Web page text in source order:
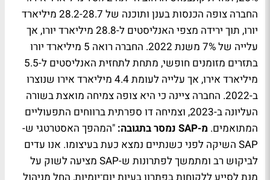
החברה צופה הכנסות בענן ותוכנה של 28.2-28.7 מיליארד
יורו, תוך ירידה מצפי האנליסטים ל-28.8 מיליארד יורו, אך
עלייה של 7% משנת 2022. החברה רואה 5 מיליארד יורו
בתזרים מזומנים חופשי, מתחת לתחזית האנליסטים ל-5.5
מיליארד אירו, אך עלייה לעומת 4.4 מיליארד אירו שנוצרו
ב-2022. החברה ציינה כי היא צופה צמיחה מואצת בשורה
העליונה ב-2023, וצמיחה דו ספרתית ברווחים התפעוליים
המתואמים. מ-SAP נמסר בתגובה:
"המהפך האסטרטגי ש-
SAP השיקה לפני כשנתיים נמצא כעת בעיצומו. אנו עדים
לביקוש רב ומתמשך לפתרונות ש-SAP מציעה לשוק על